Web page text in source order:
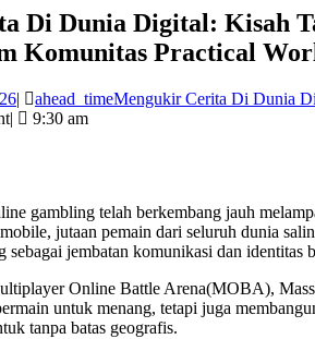
Di Dunia Digital: Kisah
Komunitas Practical
| ahead_timeMengukir Cerita Di Dunia
|
9:30 am
gambling telah berkembang jauh
jutaan pemain dari seluruh dunia
sebagai jembatan komunikasi dan identitas
Online Battle Arena(MOBA),
untuk menang, tetapi juga
tanpa batas geografis.